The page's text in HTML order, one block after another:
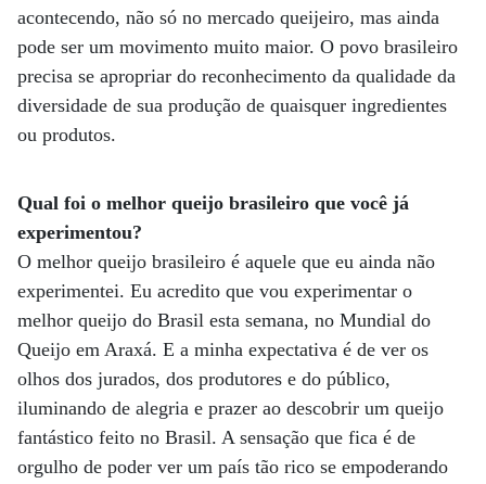
acontecendo, não só no mercado queijeiro, mas ainda
pode ser um movimento muito maior. O povo brasileiro
precisa se apropriar do reconhecimento da qualidade da
diversidade de sua produção de quaisquer ingredientes
ou produtos.
Qual foi o melhor queijo brasileiro que você já
experimentou?
O melhor queijo brasileiro é aquele que eu ainda não
experimentei. Eu acredito que vou experimentar o
melhor queijo do Brasil esta semana, no Mundial do
Queijo em Araxá. E a minha expectativa é de ver os
olhos dos jurados, dos produtores e do público,
iluminando de alegria e prazer ao descobrir um queijo
fantástico feito no Brasil. A sensação que fica é de
orgulho de poder ver um país tão rico se empoderando